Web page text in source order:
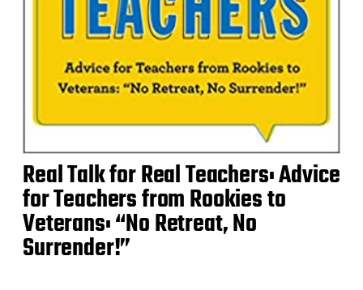
Real Talk for Real Teachers: Advice
for Teachers from Rookies to
Veterans: “No Retreat, No
Surrender!”